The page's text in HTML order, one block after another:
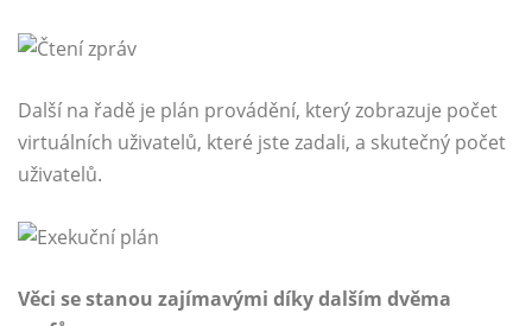
Další na řadě je plán provádění, který zobrazuje počet
virtuálních uživatelů, které jste zadali, a skutečný počet
uživatelů.
Věci se stanou zajímavými díky dalším dvěma